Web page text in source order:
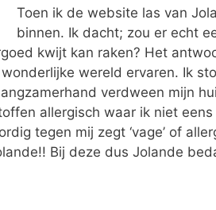
Toen ik de website las van
binnen. Ik dacht; zou er echt
kwijt kan raken? Het
wereld ervaren. Ik
verdween mijn
allergisch waar ik niet
tegen mij zegt ‘vage’ of
Bij deze dus Jolande